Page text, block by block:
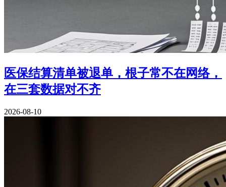
医保结算清单被退单，根子常不在网络，
在三套数据对不齐
2026-08-10